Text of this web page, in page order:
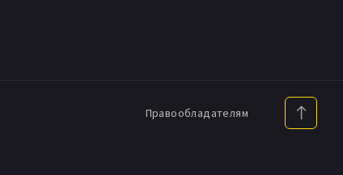
Правообладателям